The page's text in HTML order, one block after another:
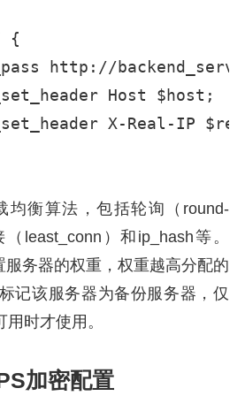
{
http://
Host $host;
X-Real-IP
均衡算法，包括轮询（round-
least_conn）和ip_hash等。
务器的权重，权重越高分配的
记该服务器为备份服务器，仅
时才使用。
加密配置